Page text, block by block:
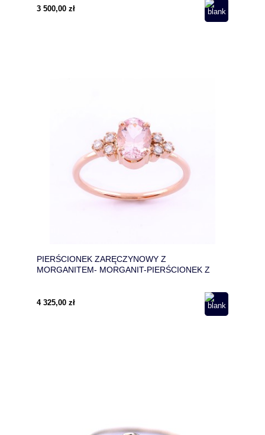
3 500,00 zł
PIERŚCIONEK ZARĘCZYNOWY Z
MORGANITEM- MORGANIT-PIERŚCIONEK Z
4 325,00 zł